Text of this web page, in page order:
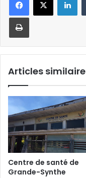
Imprimer
Articles
Centre de santé de
Grande-Synthe